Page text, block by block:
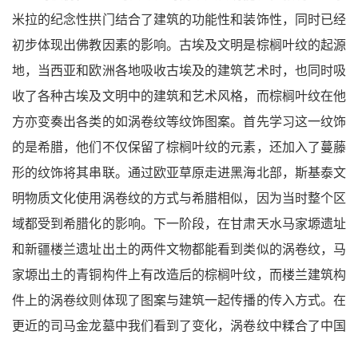
米拉的纪念性拱门结合了建筑的功能性和装饰性，同时已经
初步体现出佛教因素的影响。古埃及文明是棕榈叶纹的起源
地，当西亚和欧洲各地吸收古埃及的建筑艺术时，也同时吸
收了各种古埃及文明中的建筑和艺术风格，而棕榈叶纹在他
方亦变奏出各类的如涡卷纹等纹饰图案。首先学习这一纹饰
的是希腊，他们不仅保留了棕榈叶纹的元素，还加入了蔓藤
形的纹饰将其串联。通过欧亚草原走进黑海北部，斯基泰文
明物质文化使用涡卷纹的方式与希腊相似，因为当时整个区
域都受到希腊化的影响。下一阶段，在甘肃天水马家塬遗址
和新疆楼兰遗址出土的两件文物都能看到类似的涡卷纹，马
家塬出土的青铜构件上有改造后的棕榈叶纹，而楼兰建筑构
件上的涡卷纹则体现了图案与建筑一起传播的传入方式。在
更近的司马金龙墓中我们看到了变化，涡卷纹中糅合了中国